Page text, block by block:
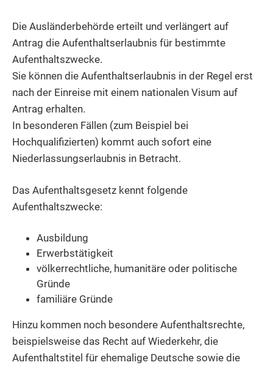
Die Ausländerbehörde erteilt und verlängert auf
Antrag die Aufenthaltserlaubnis für bestimmte
Aufenthaltszwecke.
Sie können die Aufenthaltserlaubnis in der Regel erst
nach der Einreise mit einem nationalen Visum auf
Antrag erhalten.
In besonderen Fällen (zum Beispiel bei
Hochqualifizierten) kommt auch sofort eine
Niederlassungserlaubnis in Betracht.
Das Aufenthaltsgesetz kennt folgende
Aufenthaltszwecke:
Ausbildung
Erwerbstätigkeit
völkerrechtliche, humanitäre oder politische
Gründe
familiäre Gründe
Hinzu kommen noch besondere Aufenthaltsrechte,
beispielsweise das Recht auf Wiederkehr, die
Aufenthaltstitel für ehemalige Deutsche sowie die